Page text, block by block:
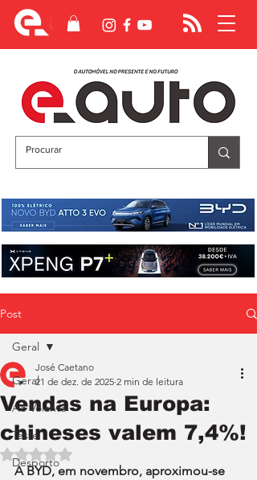
Post
Geral
Ao Volante
Teste
Desporto
Geral
Vendas na Europa:
chineses valem 7,4%!
José Caetano
21 de dez. de 2025 2 min de leitura
Avaliado com NaN de 5 estrelas.
A BYD, em novembro, aproximou-se